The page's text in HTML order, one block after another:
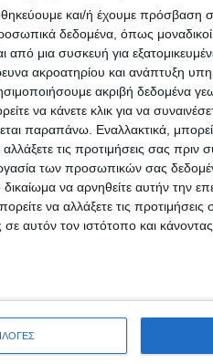
και/ή έχουμε
δεδομένα, όπως
μια συσκευή για
ακροατηρίου και ανάπτυξη
ακριβή δεδομένα
να κάνετε κλικ για να
παραπάνω. Εναλλακτικά,
τις προτιμήσεις σας πριν
των προσωπικών σας
να αρνηθείτε αυτήν την
να αλλάξετε τις
αυτόν τον ιστότοπο και
ΑΓΩΝ στο Google News!
και ευρύτερα της